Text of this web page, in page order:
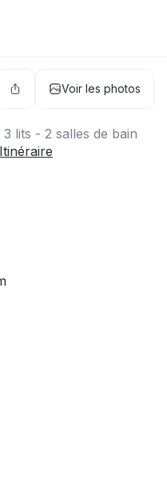
Voir les photos
la-Romaine
centre
lits - 2 salles de bain
Itinéraire